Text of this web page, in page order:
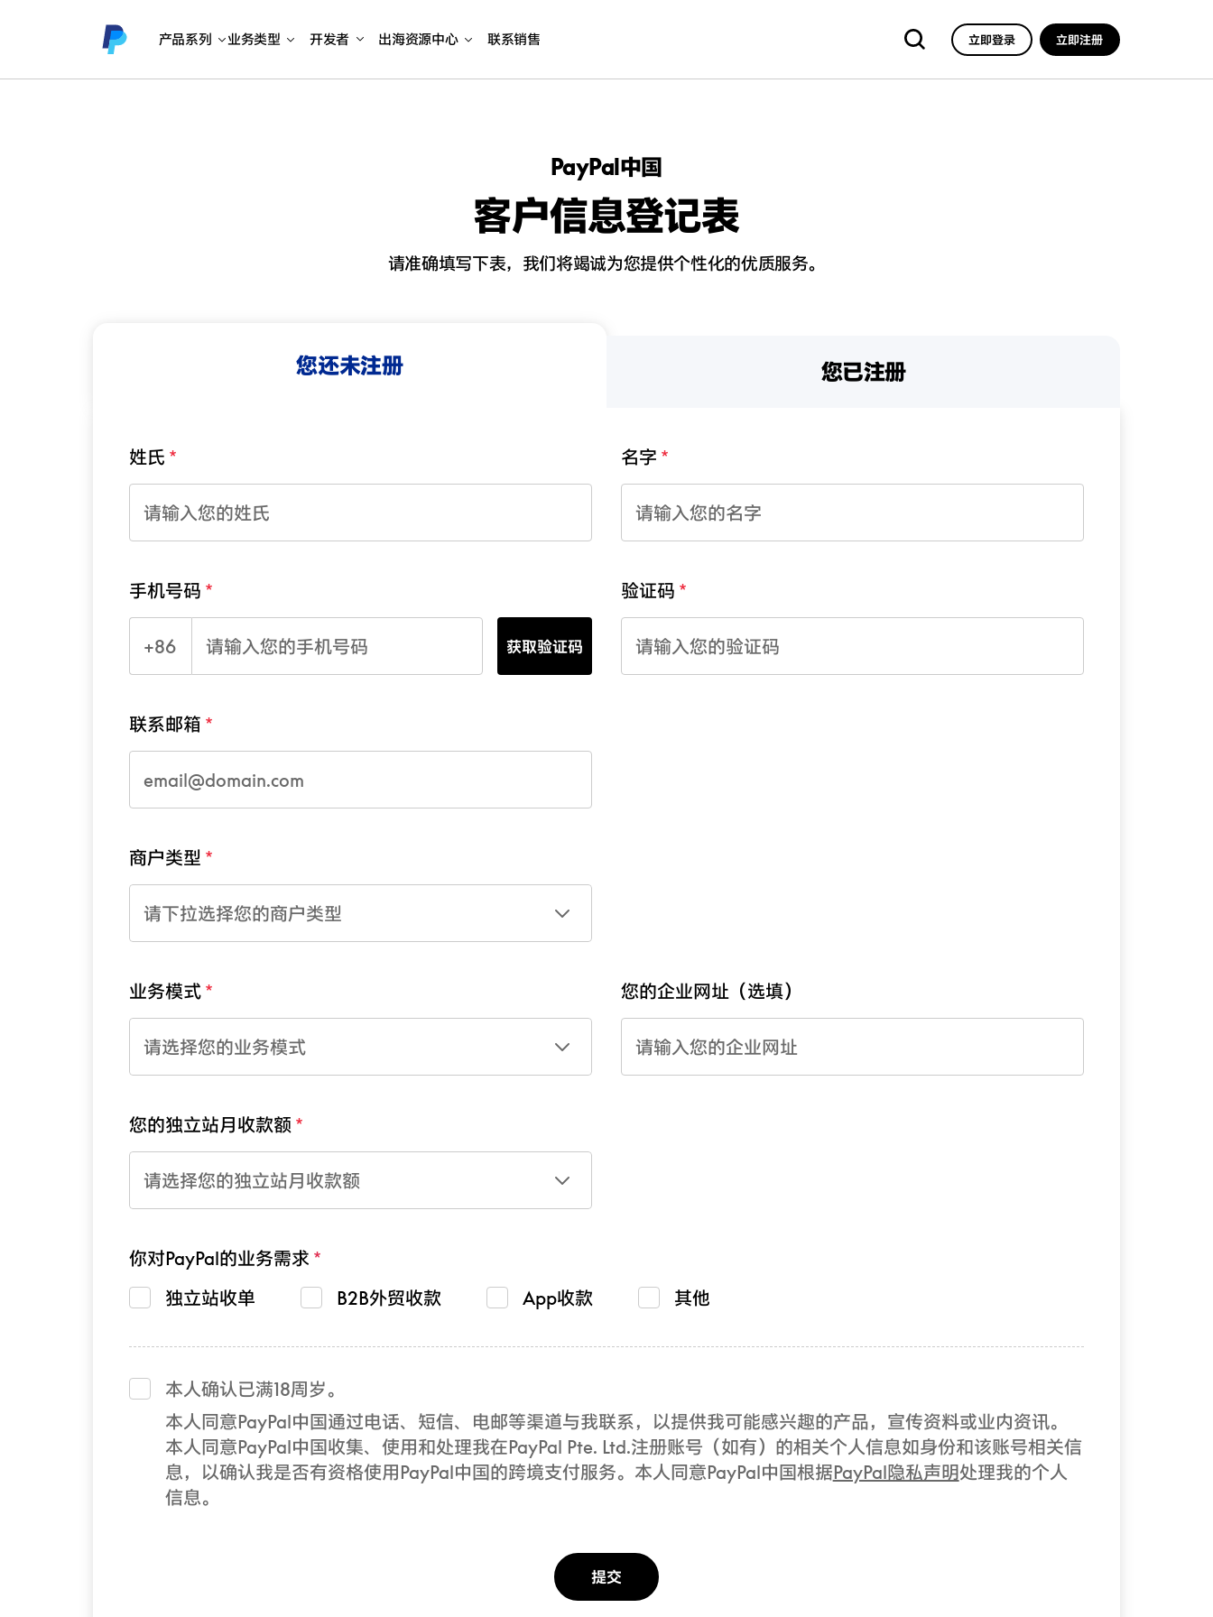
产品系列 业务类型 开发者 出海资源中心 联系销售 立即登录 立即注册
PayPal中国
客户信息登记表
请准确填写下表，我们将竭诚为您提供个性化的优质服务。
您还未注册 您已注册
姓氏 名字
手机号码
+86 获取验证码
验证码
联系邮箱
商户类型
请下拉选择您的商户类型
业务模式
请选择您的业务模式
您的企业网址（选填）
您的独立站月收款额
请选择您的独立站月收款额
你对PayPal的业务需求
独立站收单
B2B外贸收款 App收款 其他
本人确认已满18周岁。
本人同意PayPal中国通过电话、短信、电邮等渠道与我联系，以提供我可能感兴趣的产品，宣传资料或业内资讯。
本人同意PayPal中国收集、使用和处理我在PayPal Pte. Ltd.注册账号（如有）的相关个人信息如身份和该账号相关信
息，以确认我是否有资格使用PayPal中国的跨境支付服务。本人同意PayPal中国根据PayPal隐私声明处理我的个人
信息。
提交